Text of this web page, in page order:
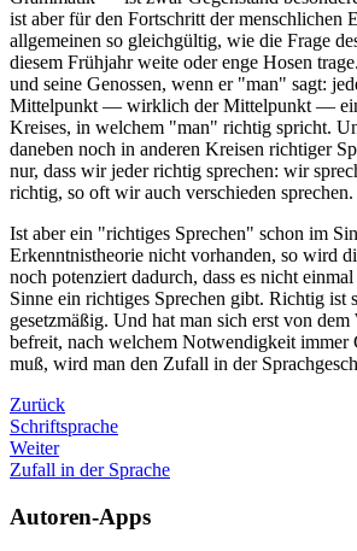
ist aber für den Fortschritt der menschlichen
allgemeinen so gleichgültig, wie die Frage
diesem Frühjahr weite oder enge Hosen
und seine Genossen, wenn er "man" sagt:
Mittelpunkt — wirklich der Mittelpunkt —
Kreises, in welchem "man" richtig spricht.
daneben noch in anderen Kreisen richtiger
nur, dass wir jeder richtig sprechen: wir
richtig, so oft wir auch verschieden sprechen.
Ist aber ein "richtiges Sprechen" schon im
Erkenntnistheorie nicht vorhanden, so wird
noch potenziert dadurch, dass es nicht
Sinne ein richtiges Sprechen gibt. Richtig ist
gesetzmäßig. Und hat man sich erst von dem
befreit, nach welchem Notwendigkeit immer
muß, wird man den Zufall in der
Zurück
Schriftsprache
Weiter
Zufall in der Sprache
Autoren-Apps